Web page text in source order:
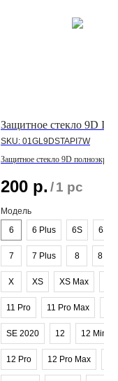
Защитное стекло 9D
SKU: 01GL9DSTAPI7W
Защитное стекло 9D
200 р. /1 pc
Модель
6
6 Plus 6S 6S
7 7 Plus 8 8
X XS XS Max
11 Pro 11 Pro Max
SE 2020 12 12 Mini
12 Pro 12 Pro Max